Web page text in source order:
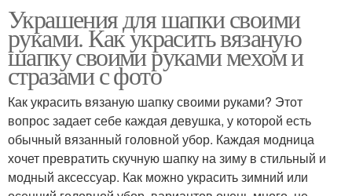
Украшения для шапки своими
руками. Как украсить вязаную
шапку своими руками мехом и
стразами с фото
Как украсить вязаную шапку своими руками? Этот
вопрос задает себе каждая девушка, у которой есть
обычный вязанный головной убор. Каждая модница
хочет превратить скучную шапку на зиму в стильный и
модный аксессуар. Как можно украсить зимний или